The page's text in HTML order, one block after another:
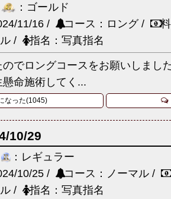
：ゴールド
11/16 /
コース：ロング /
/
指名：写真指名
でロングコースをお願いしまし
命施術してく...
なった(1045)
10/29
：レギュラー
10/25 /
コース：ノーマル /
/
指名：写真指名